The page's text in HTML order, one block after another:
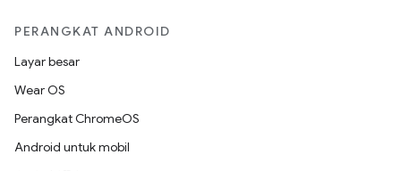
PERANGKAT ANDROID
Layar besar
Wear OS
Perangkat ChromeOS
Android untuk mobil